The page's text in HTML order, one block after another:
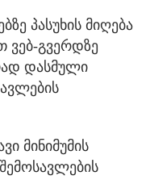
პასუხის მიღება
ვებ-გვერდზე
დასმული
მინიმუმის